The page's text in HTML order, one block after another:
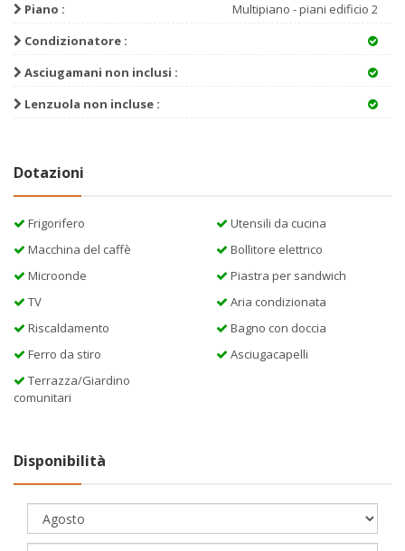
Piano :
Multipiano - piani edificio 2
Condizionatore :
Asciugamani non inclusi :
Lenzuola non incluse :
Dotazioni
Frigorifero
Utensili da cucina
Macchina del caffè
Bollitore elettrico
Microonde
Piastra per sandwich
TV
Aria condizionata
Riscaldamento
Bagno con doccia
Ferro da stiro
Asciugacapelli
Terrazza/Giardino
comunitari
Disponibilità